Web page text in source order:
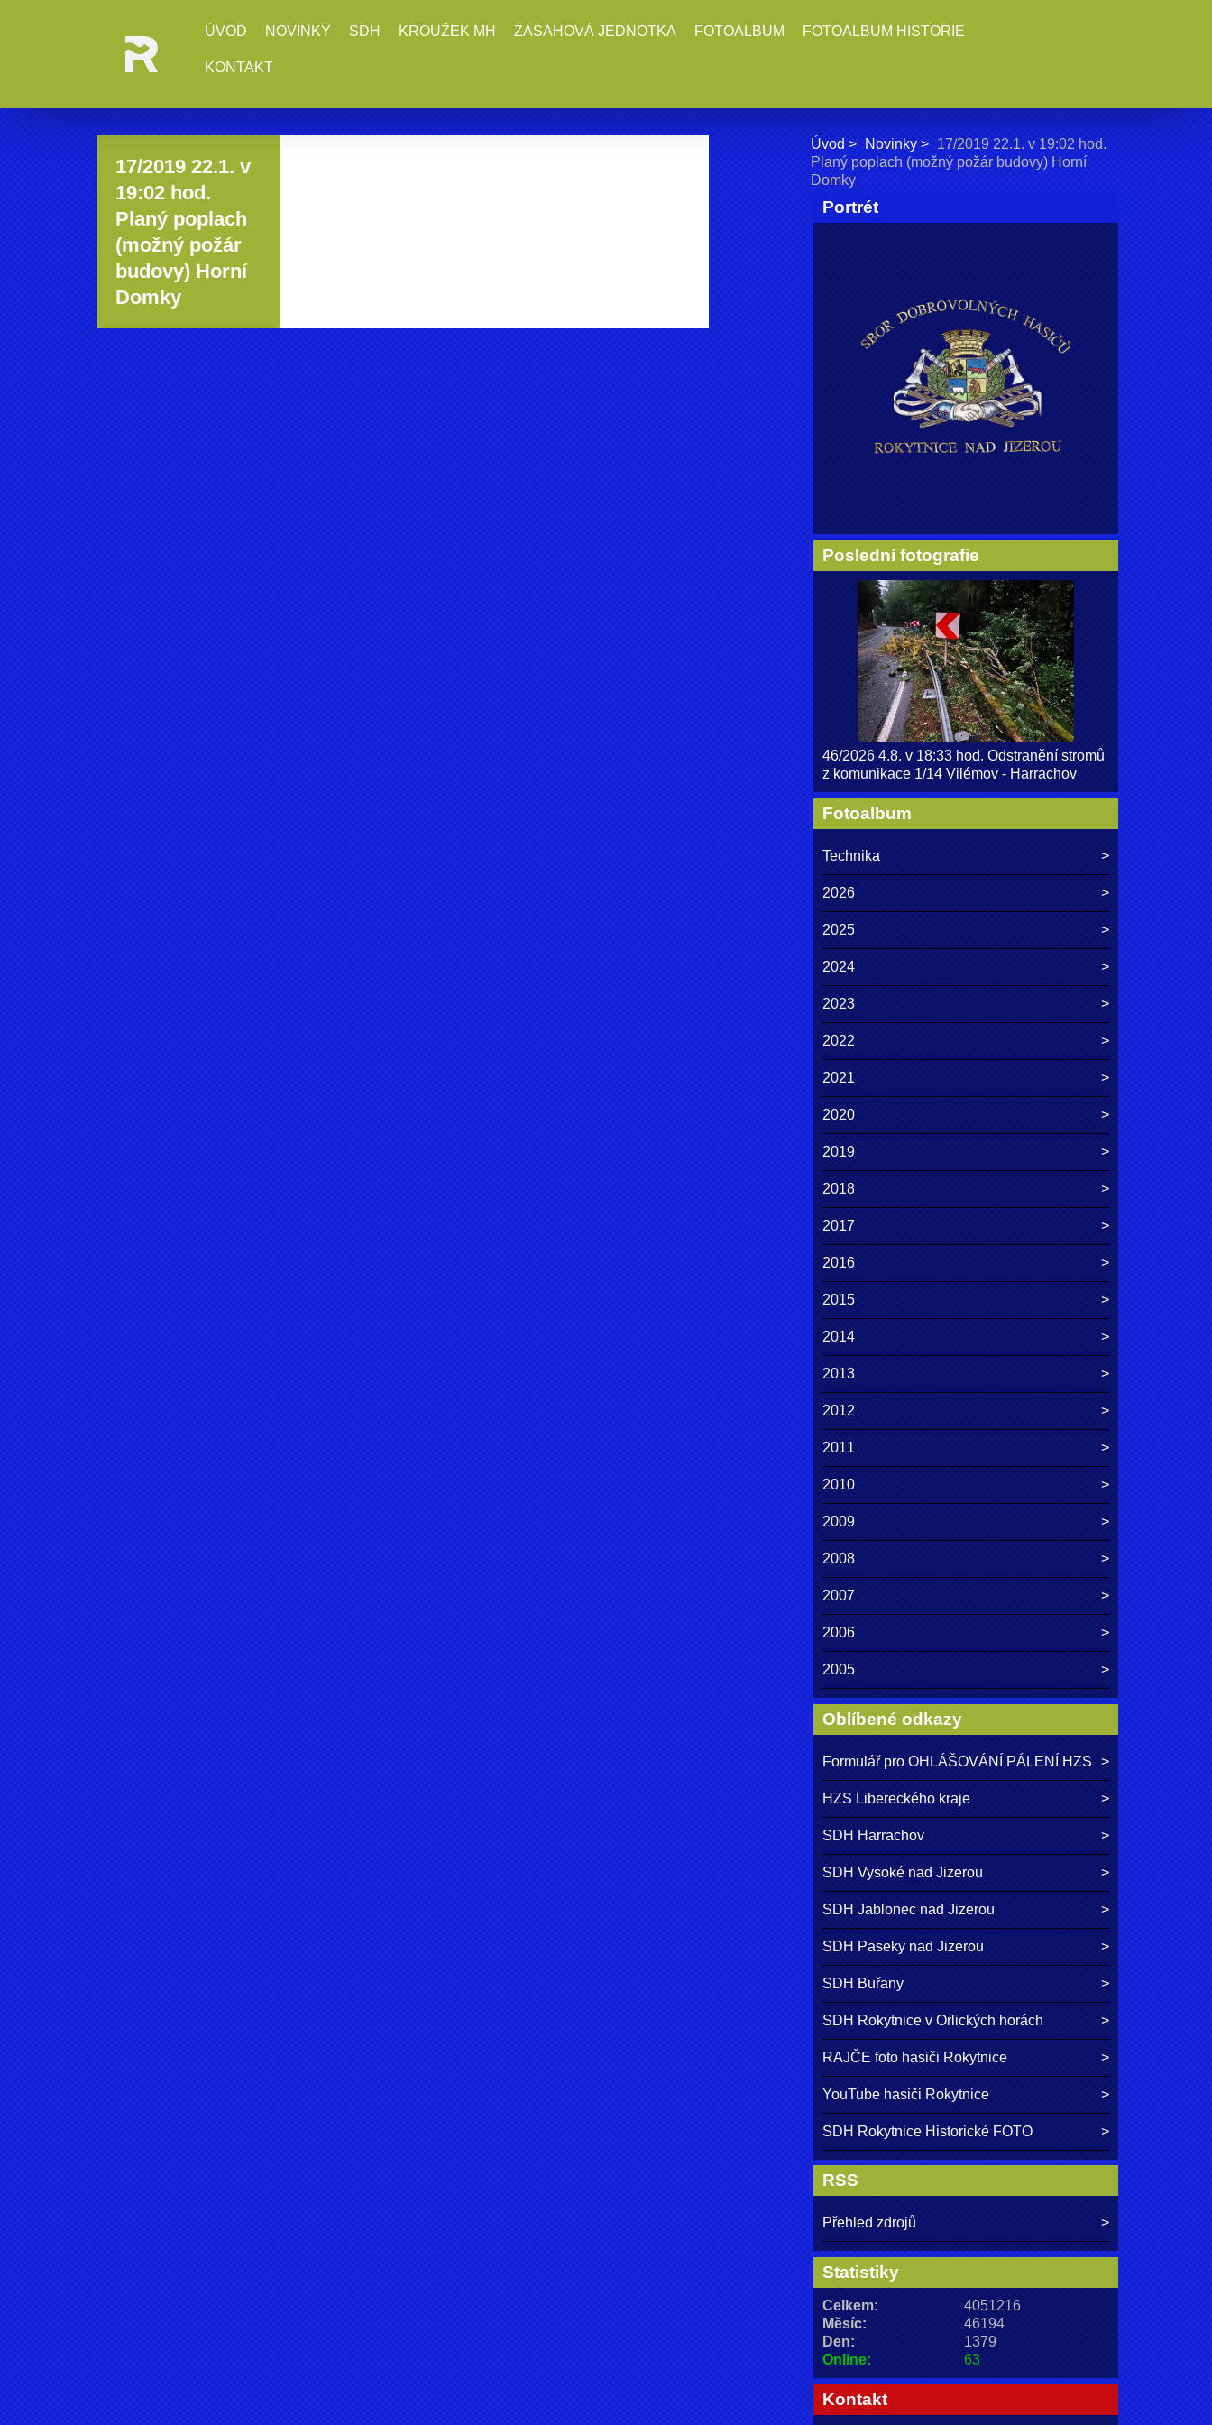
ÚVOD NOVINKY SDH KROUŽEK MH ZÁSAHOVÁ JEDNOTKA FOTOALBUM FOTOALBUM HISTORIE
KONTAKT
17/2019 22.1. v
19:02 hod.
Planý poplach
(možný požár
budovy) Horní
Domky
Úvod Novinky
17/2019 22.1. v 19:02 hod.
Planý poplach (možný požár budovy) Horní
Domky
Portrét
Poslední fotografie
46/2026 4.8. v 18:33 hod. Odstranění stromů
z komunikace 1/14 Vilémov - Harrachov
Fotoalbum
Technika
2026
2025
2024
2023
2022
2021
2020
2019
2018
2017
2016
2015
2014
2013
2012
2011
2010
2009
2008
2007
2006
2005
Oblíbené odkazy
Formulář pro OHLÁŠOVÁNÍ PÁLENÍ HZS
HZS Libereckého kraje
SDH Harrachov
SDH Vysoké nad Jizerou
SDH Jablonec nad Jizerou
SDH Paseky nad Jizerou
SDH Buřany
SDH Rokytnice v Orlických horách
RAJČE foto hasiči Rokytnice
YouTube hasiči Rokytnice
SDH Rokytnice Historické FOTO
RSS
Přehled zdrojů
Statistiky
Online: 63
Celkem:
4051216
Měsíc:
46194
Den:
1379
Kontakt